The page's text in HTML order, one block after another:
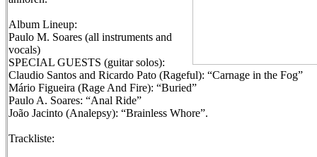
Album Lineup:
Paulo M. Soares (all instruments and
vocals)
SPECIAL GUESTS (guitar solos):
Claudio Santos and Ricardo Pato (Rageful): “Carnage in the Fog”
Mário Figueira (Rage And Fire): “Buried”
Paulo A. Soares: “Anal Ride”
João Jacinto (Analepsy): “Brainless Whore”.
Trackliste: